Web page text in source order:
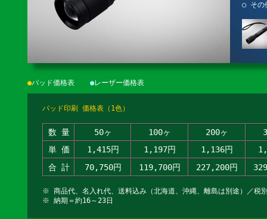
○ その
●パッド価格表 ●レーザー価格表
パッド印刷 価格表（1色）
数 量 50ヶ 100ヶ 200ヶ
単 価
1,415円 1,197円 1,136円
合 計
70,750円 119,700円 227,200円
※ 商品代、名入れ代、送料込み（北海道、沖縄、離島は別途）／税
※ 納期＝約16～23日